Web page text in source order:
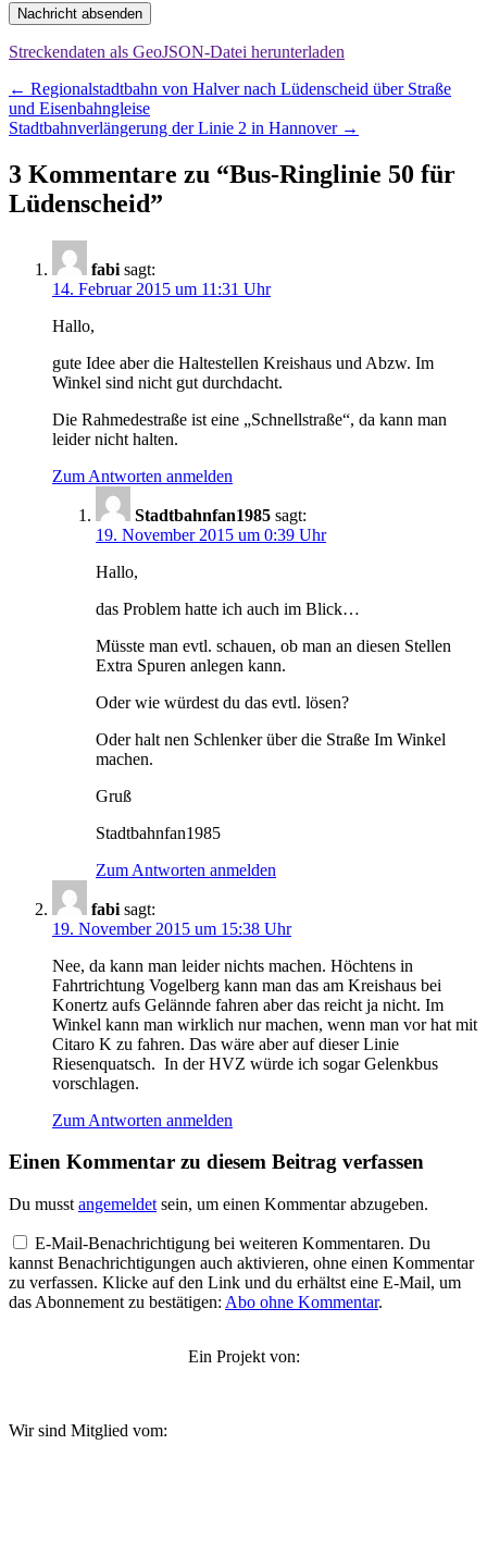
Nachricht absenden
Streckendaten als GeoJSON-Datei herunterladen
Beitragsnavigation
← Regionalstadtbahn von Halver nach Lüdenscheid über Straße
und Eisenbahngleise
Stadtbahnverlängerung der Linie 2 in Hannover →
3 Kommentare zu “Bus-Ringlinie 50 für
Lüdenscheid”
fabi sagt:
14. Februar 2015 um 11:31 Uhr
Hallo,
gute Idee aber die Haltestellen Kreishaus und Abzw. Im
Winkel sind nicht gut durchdacht.
Die Rahmedestraße ist eine „Schnellstraße“, da kann man
leider nicht halten.
Zum Antworten anmelden
Stadtbahnfan1985 sagt:
19. November 2015 um 0:39 Uhr
Hallo,
das Problem hatte ich auch im Blick…
Müsste man evtl. schauen, ob man an diesen Stellen
Extra Spuren anlegen kann.
Oder wie würdest du das evtl. lösen?
Oder halt nen Schlenker über die Straße Im Winkel
machen.
Gruß
Stadtbahnfan1985
Zum Antworten anmelden
fabi sagt:
19. November 2015 um 15:38 Uhr
Nee, da kann man leider nichts machen. Höchtens in
Fahrtrichtung Vogelberg kann man das am Kreishaus bei
Konertz aufs Gelännde fahren aber das reicht ja nicht. Im
Winkel kann man wirklich nur machen, wenn man vor hat mit
Citaro K zu fahren. Das wäre aber auf dieser Linie
Riesenquatsch. In der HVZ würde ich sogar Gelenkbus
vorschlagen.
Zum Antworten anmelden
Einen Kommentar zu diesem Beitrag verfassen
Du musst angemeldet sein, um einen Kommentar abzugeben.
E-Mail-Benachrichtigung bei weiteren Kommentaren. Du
kannst Benachrichtigungen auch aktivieren, ohne einen Kommentar
zu verfassen. Klicke auf den Link und du erhältst eine E-Mail, um
das Abonnement zu bestätigen: Abo ohne Kommentar.
Ein Projekt von:
Wir sind Mitglied vom: